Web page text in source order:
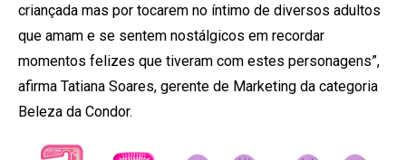
criançada mas por tocarem no íntimo de diversos adultos
que amam e se sentem nostálgicos em recordar
momentos felizes que tiveram com estes personagens”,
afirma Tatiana Soares, gerente de Marketing da categoria
Beleza da Condor.